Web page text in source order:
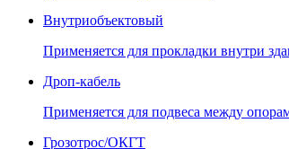
Внутриобъектовый
Применяется для прокладки внутри
Дроп-кабель
Применяется для подвеса между
Грозотрос/ОКГТ